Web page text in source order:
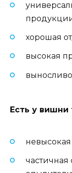
хорошая
высокая
Есть у вишни
частичная